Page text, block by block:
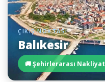
ÇIKIŞ NOKTASI
Balıkesir
🚚 Şehirlerarası Nakliyat